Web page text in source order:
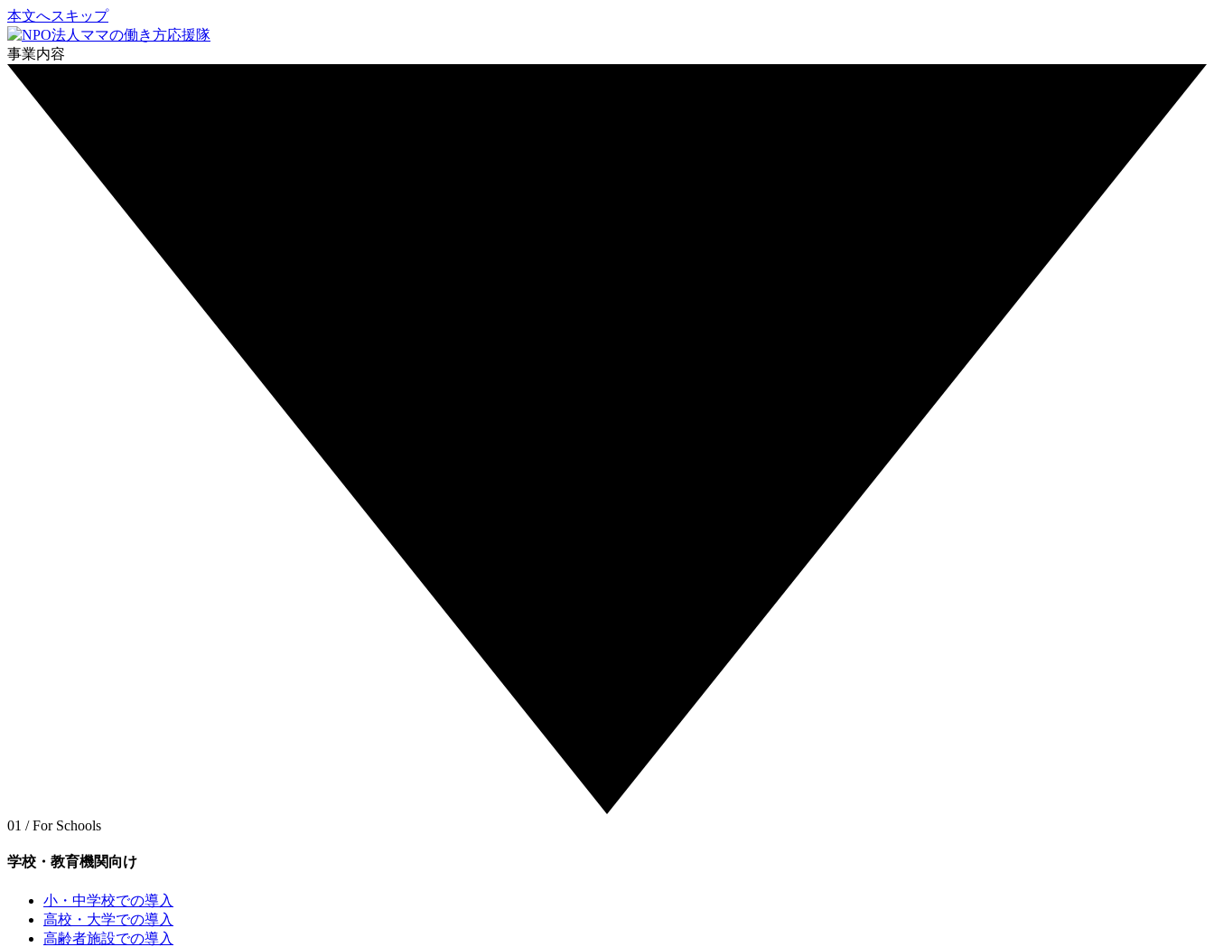
本文へスキップ
事業内容
01 / For Schools
学校・教育機関向け
小・中学校での導入
高校・大学での導入
高齢者施設での導入